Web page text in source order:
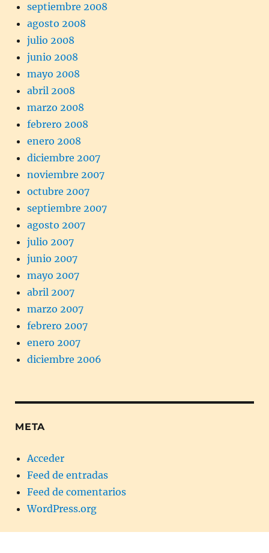
septiembre 2008
agosto 2008
julio 2008
junio 2008
mayo 2008
abril 2008
marzo 2008
febrero 2008
enero 2008
diciembre 2007
noviembre 2007
octubre 2007
septiembre 2007
agosto 2007
julio 2007
junio 2007
mayo 2007
abril 2007
marzo 2007
febrero 2007
enero 2007
diciembre 2006
META
Acceder
Feed de entradas
Feed de comentarios
WordPress.org